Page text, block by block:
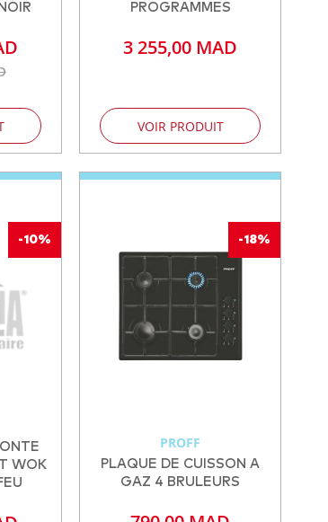
PROGRAMMES
3 255,00 MAD
VOIR PRODUIT
-10%
WOK
-18%
PROFF
PLAQUE DE CUISSON A
GAZ 4 BRULEURS